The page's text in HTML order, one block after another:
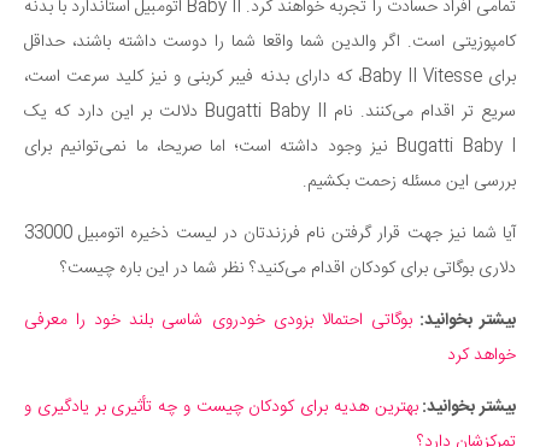
تمامی افراد حسادت را تجربه خواهند کرد. Baby II اتومبیل استاندارد با بدنه
کامپوزیتی است. اگر والدین شما واقعا شما را دوست داشته باشند، حداقل
برای Baby II Vitesse، که دارای بدنه فیبر کربنی و نیز کلید سرعت است،
سریع تر اقدام می‌کنند. نام Bugatti Baby II دلالت بر این دارد که یک
Bugatti Baby I نیز وجود داشته است؛ اما صریحا، ما نمی‌توانیم برای
بررسی این مسئله زحمت بکشیم.
آیا شما نیز جهت قرار گرفتن نام فرزندتان در لیست ذخیره اتومبیل 33000
دلاری بوگاتی برای کودکان اقدام می‌کنید؟ نظر شما در این باره چیست؟
بیشتر بخوانید:بوگاتی احتمالا بزودی خودروی شاسی بلند خود را معرفی
خواهد کرد
بیشتر بخوانید:بهترین هدیه برای کودکان چیست و چه تأثیری بر یادگیری و